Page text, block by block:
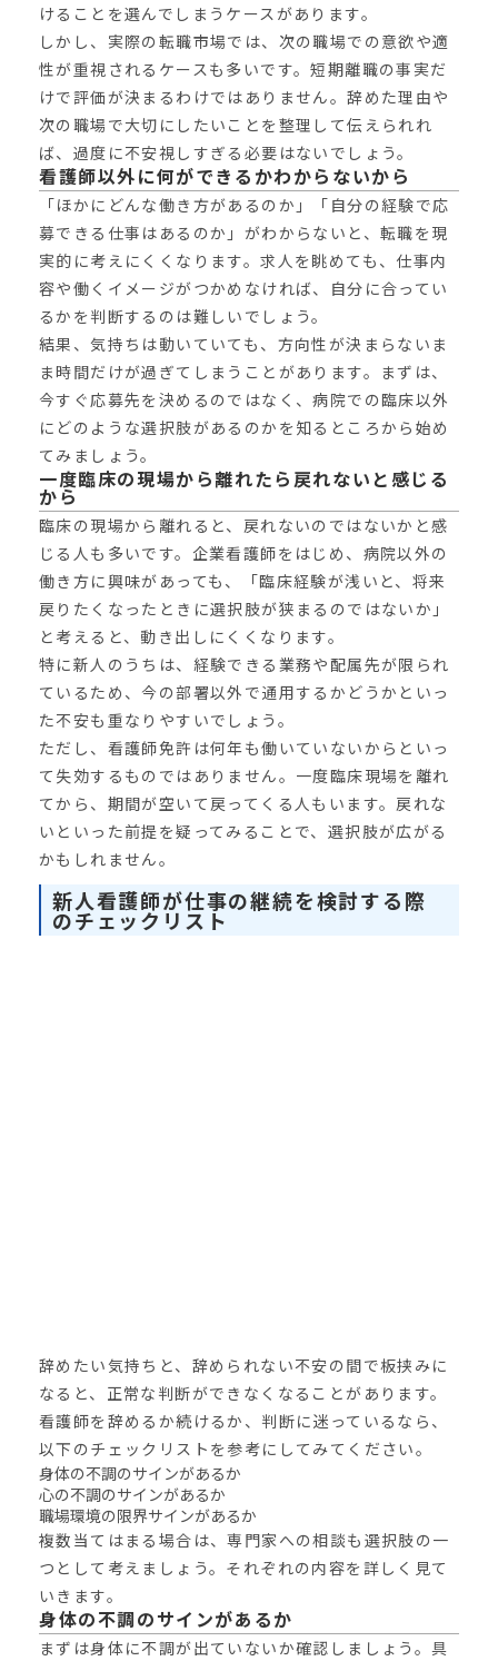
けることを選んでしまうケースがあります。
しかし、実際の転職市場では、次の職場での意欲や適
性が重視されるケースも多いです。短期離職の事実だ
けで評価が決まるわけではありません。辞めた理由や
次の職場で大切にしたいことを整理して伝えられれ
ば、過度に不安視しすぎる必要はないでしょう。
看護師以外に何ができるかわからないから
「ほかにどんな働き方があるのか」「自分の経験で応
募できる仕事はあるのか」がわからないと、転職を現
実的に考えにくくなります。求人を眺めても、仕事内
容や働くイメージがつかめなければ、自分に合ってい
るかを判断するのは難しいでしょう。
結果、気持ちは動いていても、方向性が決まらないま
ま時間だけが過ぎてしまうことがあります。まずは、
今すぐ応募先を決めるのではなく、病院での臨床以外
にどのような選択肢があるのかを知るところから始め
てみましょう。
一度臨床の現場から離れたら戻れないと感じる
から
臨床の現場から離れると、戻れないのではないかと感
じる人も多いです。企業看護師をはじめ、病院以外の
働き方に興味があっても、「臨床経験が浅いと、将来
戻りたくなったときに選択肢が狭まるのではないか」
と考えると、動き出しにくくなります。
特に新人のうちは、経験できる業務や配属先が限られ
ているため、今の部署以外で通用するかどうかといっ
た不安も重なりやすいでしょう。
ただし、看護師免許は何年も働いていないからといっ
て失効するものではありません。一度臨床現場を離れ
てから、期間が空いて戻ってくる人もいます。戻れな
いといった前提を疑ってみることで、選択肢が広がる
かもしれません。
新人看護師が仕事の継続を検討する際
のチェックリスト
辞めたい気持ちと、辞められない不安の間で板挟みに
なると、正常な判断ができなくなることがあります。
看護師を辞めるか続けるか、判断に迷っているなら、
以下のチェックリストを参考にしてみてください。
身体の不調のサインがあるか
心の不調のサインがあるか
職場環境の限界サインがあるか
複数当てはまる場合は、専門家への相談も選択肢の一
つとして考えましょう。それぞれの内容を詳しく見て
いきます。
身体の不調のサインがあるか
まずは身体に不調が出ていないか確認しましょう。具